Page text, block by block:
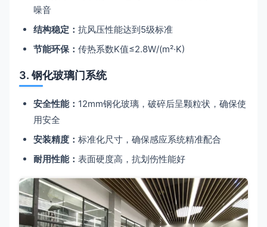
噪音
结构稳定： 抗风压性能达到5级标准
节能环保： 传热系数K值≤2.8W/(m²·K)
3. 钢化玻璃门系统
安全性能： 12mm钢化玻璃，破碎后呈颗粒状，确保使
用安全
安装精度： 标准化尺寸，确保感应系统精准配合
耐用性能： 表面硬度高，抗划伤性能好